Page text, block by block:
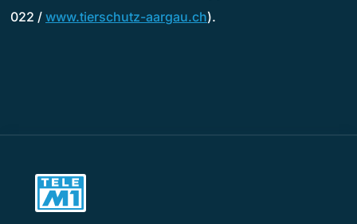
022 / www.tierschutz-aargau.ch).